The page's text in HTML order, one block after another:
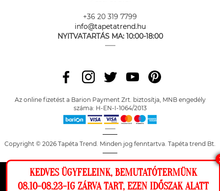
Ez a weboldal cookie-kat használ, hogy a
+36 20 319 7799
info@tapetatrend.hu
NYITVATARTÁS MA: 10:00-18:00
Az online fizetést a Barion Payment Zrt. biztosítja, MNB engedély
száma: H-EN-I-1064/2013
Copyright © 2026 Tapéta Trend. Minden jog fenntartva. Tapéta trend Bt.
KEDVES ÜGYFELEINK, BEMUTATÓTERMÜNK
08.10-08.23-IG ZÁRVA TART, EZEN IDŐSZAK ALATT